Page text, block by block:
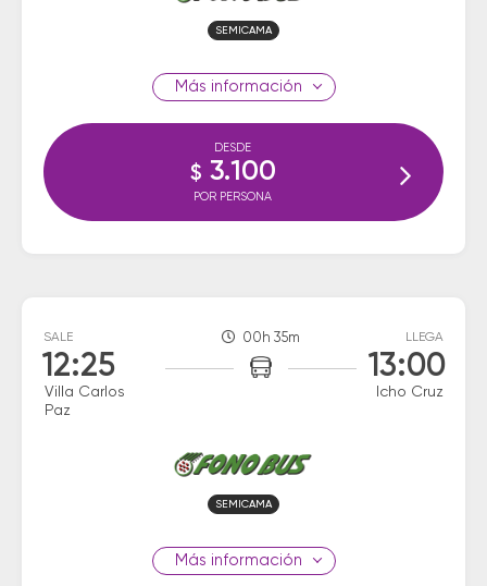
SEMICAMA
información
DESDE
$ 3.100
POR PERSONA
SALE
12:25
Villa Carlos
Paz
00h 35m LLEGA
13:00
Icho Cruz
SEMICAMA
información